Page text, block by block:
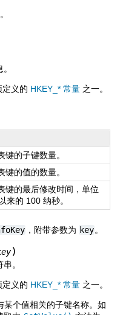
义的 HKEY_* 常量 之一。
的子键数量。
的值的数量。
键的最后修改时间，单位
来的 100 纳秒。
，附带参数为 key。
)
。
义的 HKEY_* 常量 之一。
个值相关的子键名称。如